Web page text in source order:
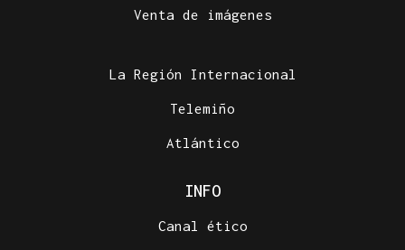
Venta de imágenes
La Región Internacional
Telemiño
Atlántico
INFO
Canal ético